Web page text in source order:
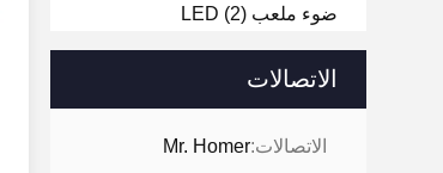
ضوء ملعب LED (2)
ضوء الـ LED (3)
الاتصالات
الاتصالات:Mr. Homer